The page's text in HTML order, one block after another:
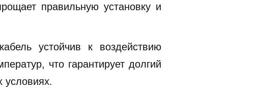
правильную установку и
устойчив к воздействию
что гарантирует долгий
условиях.